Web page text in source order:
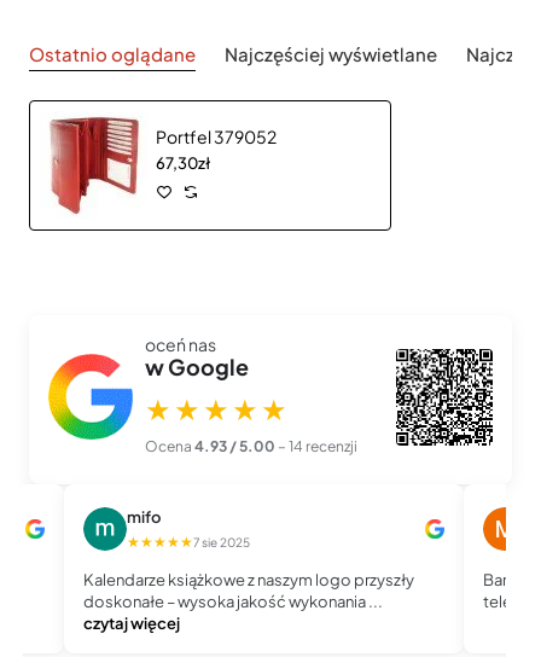
Ostatnio oglądane Najczęściej wyświetlane
Portfel 379052
67,30zł
oceń nas
w Google
★★★★★
Ocena 4.93 / 5.00 – 14 recenzji
mifo
★★★★★7 sie 2025
Kalendarze książkowe z naszym logo przyszły
doskonałe – wysoka jakość wykonania ...
czytaj więcej
Bardzo